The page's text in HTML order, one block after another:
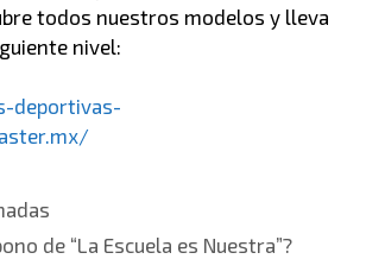
todos nuestros modelos y lleva
nivel:
deportivas-
de “La Escuela es Nuestra”?